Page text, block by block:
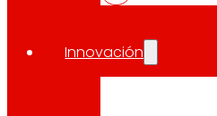
Innovación